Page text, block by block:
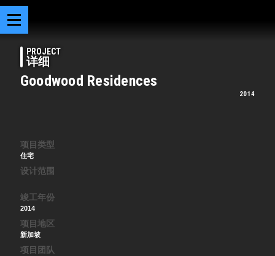
PROJECT
详细
Goodwood Residences
2014
项目类型
住宅
设计范围
竣工年份
2014
项目地区
新加坡
项目团队